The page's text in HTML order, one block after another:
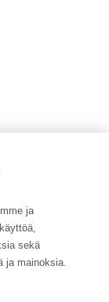
ja
sekä
ja mainoksia.